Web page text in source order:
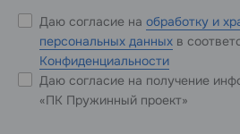
Даю согласие на обработку и
персональных данных в
Конфиденциальности
Даю согласие на получение
«ПК Пружинный проект»